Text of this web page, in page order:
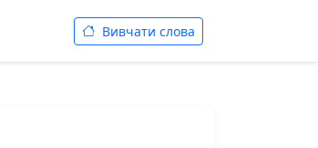
Вивчати слова